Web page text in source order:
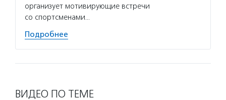
организует мотивирующие встречи
со спортсменами…
Подробнее
ВИДЕО ПО ТЕМЕ